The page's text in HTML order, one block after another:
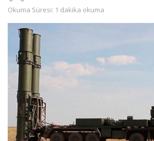
Okuma Süresi: 1 dakika okuma